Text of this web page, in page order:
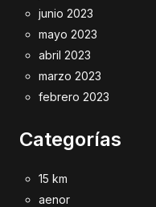
junio 2023
mayo 2023
abril 2023
marzo 2023
febrero 2023
Categorías
15 km
aenor